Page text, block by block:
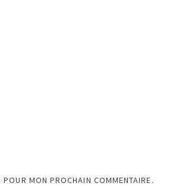
MON PROCHAIN COMMENTAIRE.